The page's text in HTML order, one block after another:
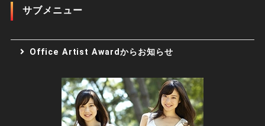
サブメニュー
Office Artist Awardからお知らせ